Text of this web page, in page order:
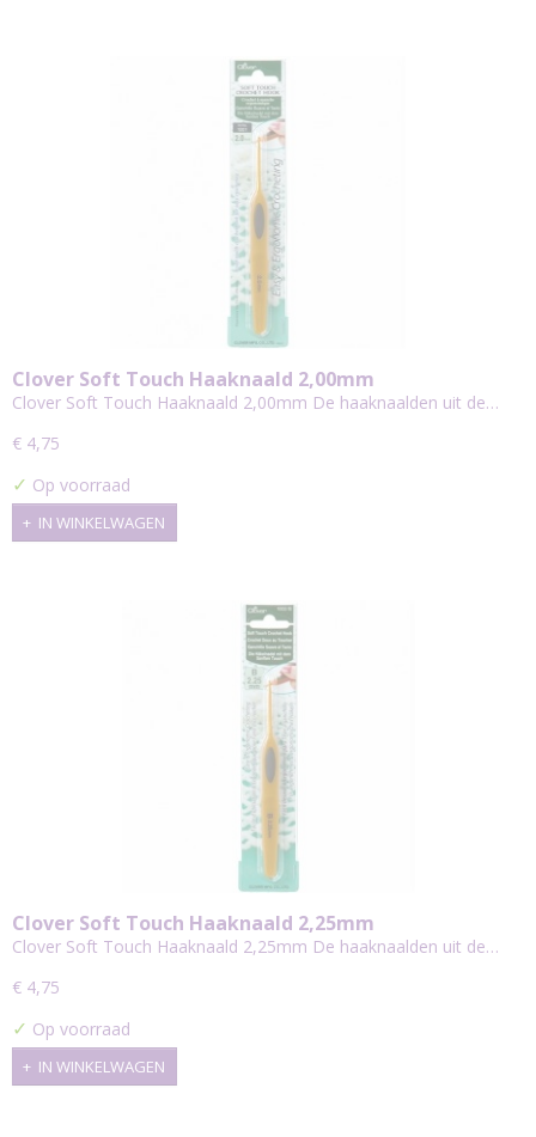
Clover Soft Touch Haaknaald 2,00mm
Clover Soft Touch Haaknaald 2,00mm De haaknaalden uit de…
€ 4,75
✓ Op voorraad
IN WINKELWAGEN
Clover Soft Touch Haaknaald 2,25mm
Clover Soft Touch Haaknaald 2,25mm De haaknaalden uit de…
€ 4,75
✓ Op voorraad
IN WINKELWAGEN